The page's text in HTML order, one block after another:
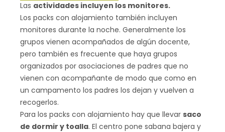
Las actividades incluyen los monitores.
Los packs con alojamiento también incluyen
monitores durante la noche. Generalmente los
grupos vienen acompañados de algún docente,
pero también es frecuente que haya grupos
organizados por asociaciones de padres que no
vienen con acompañante de modo que como en
un campamento los padres los dejan y vuelven a
recogerlos.
Para los packs con alojamiento hay que llevar saco
de dormir y toalla. El centro pone sabana bajera y